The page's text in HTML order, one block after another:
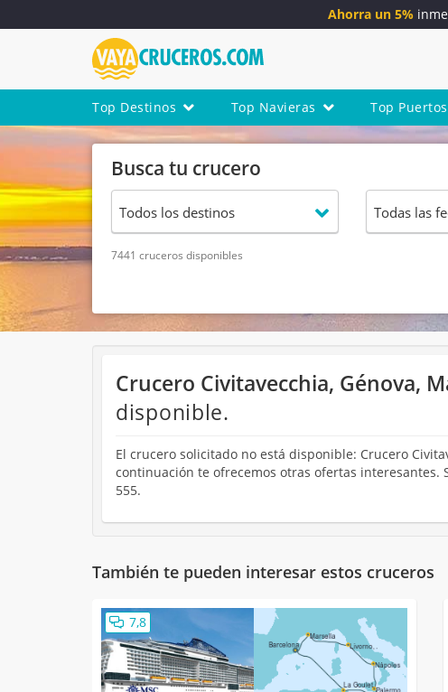
Ahorra un 5%
Top Destinos Top Navieras Top Puertos
Busca tu crucero
7441 cruceros disponibles
Crucero Civitavecchia, Génova,
disponible.
El crucero solicitado no está disponible: Crucero
continuación te ofrecemos otras ofertas interesantes.
555.
También te pueden interesar estos cruceros
7,8